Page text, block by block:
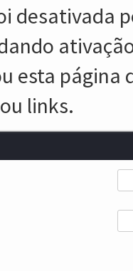
desativada
esta
links.